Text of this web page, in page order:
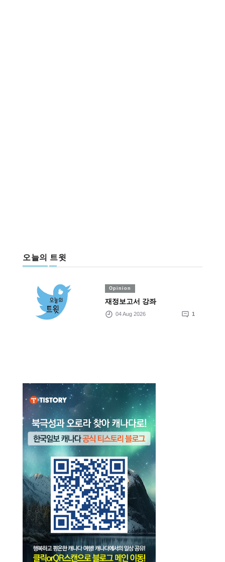
오늘의 트윗
Opinion
재정보고서 강좌
04 Aug 2026 1